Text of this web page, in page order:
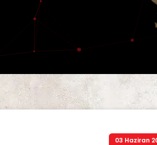
03 Haziran